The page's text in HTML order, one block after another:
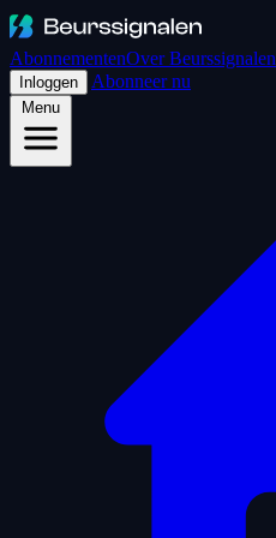
AbonnementenOver Beurssignalen
Inloggen Abonneer nu
Menu